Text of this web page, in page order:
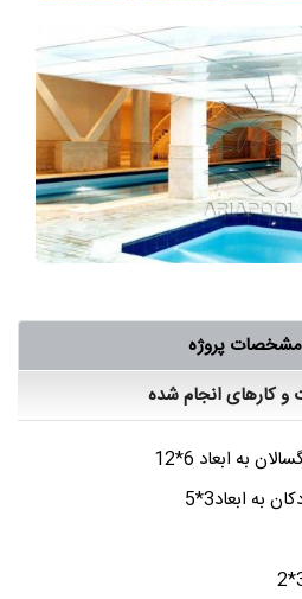
مشخصات پروژه
و کارهای انجام شده
به ابعاد 6*12
به ابعاد3*5